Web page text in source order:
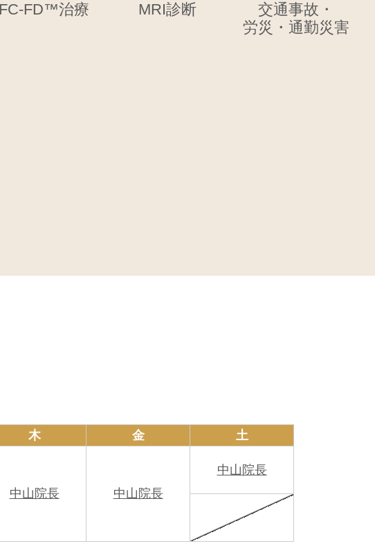
とご協力をお願いいたします。
経ってから現れることもあります。
卒ご理解とご協力をお願いいたします。
資格確認書をご持参ください。就職・転職など
FD™治療 MRI診断
交通事故・
労災・通勤災害
木 金 土
中山院長 中山院長
中山院長